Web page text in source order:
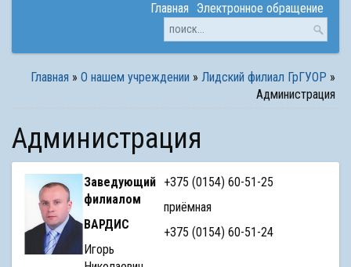
Главная Электронное обращение
Главная » О нашем учреждении » Лидский филиал ГрГУОР »
Администрация
Администрация
Заведующий
филиалом
ВАРДИС
Игорь
+375 (0154) 60-51-25
приёмная
+375 (0154) 60-51-24